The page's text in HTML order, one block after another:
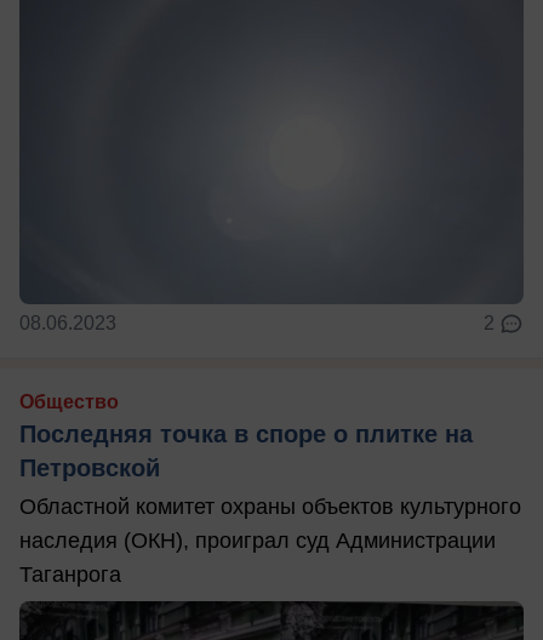
08.06.2023 2
Общество
Последняя точка в споре о плитке на
Петровской
Областной комитет охраны объектов культурного
наследия (ОКН), проиграл суд Администрации
Таганрога